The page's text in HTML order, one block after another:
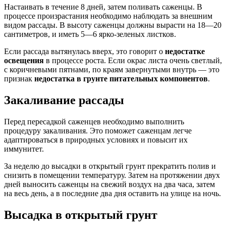
Настаивать в течение 8 дней, затем поливать саженцы. В
процессе произрастания необходимо наблюдать за внешним
видом рассады. В высоту саженцы должны вырасти на 18—20
сантиметров, и иметь 5—6 ярко-зеленых листков.
Если рассада вытянулась вверх, это говорит о недостатке
освещения в процессе роста. Если окрас листа очень светлый,
с коричневыми пятнами, по краям завернутыми внутрь — это
признак недостатка в грунте питательных компонентов.
Закаливание рассады
Перед пересадкой саженцев необходимо выполнить
процедуру закаливания. Это поможет саженцам легче
адаптироваться в природных условиях и повысит их
иммунитет.
За неделю до высадки в открытый грунт прекратить полив и
снизить в помещении температуру. Затем на протяжении двух
дней выносить саженцы на свежий воздух на два часа, затем
на весь день, а в последние два дня оставить на улице на ночь.
Высадка в открытый грунт